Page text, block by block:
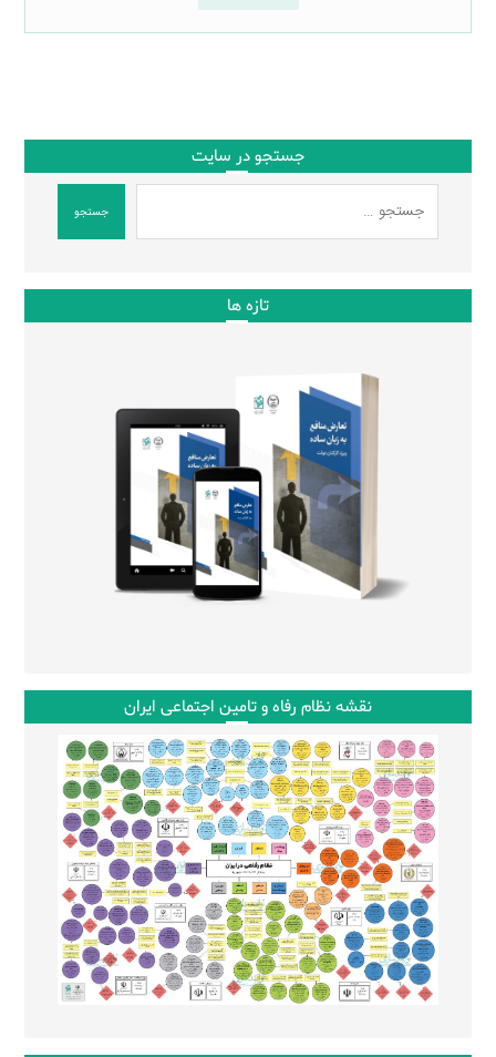
جستجو در سایت
جستجو
تازه ها
نقشه نظام رفاه و تامین اجتماعی ایران